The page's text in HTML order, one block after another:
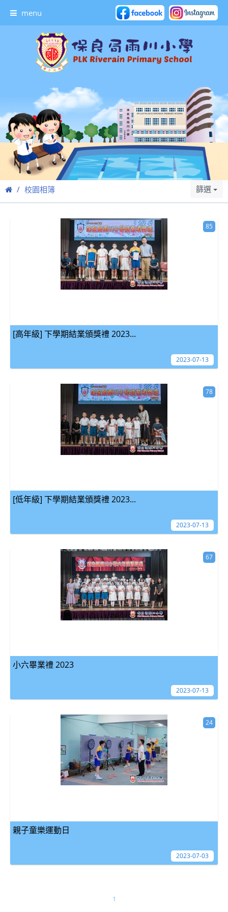
menu
校園相簿 篩選
[高年級] 下學期結業頒獎禮 2023...
85
2023-07-13
[低年級] 下學期結業頒獎禮 2023...
78
2023-07-13
小六畢業禮 2023
67
2023-07-13
親子童樂運動日
24
2023-07-03
1